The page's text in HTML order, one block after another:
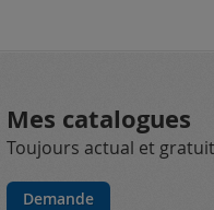
Mes catalogues
Toujours actual et gratuit
Demande